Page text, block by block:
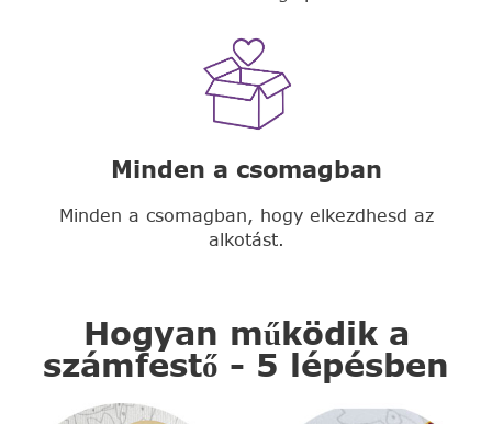
Minden a csomagban
Minden a csomagban, hogy elkezdhesd az
alkotást.
Hogyan működik a
számfestő - 5 lépésben